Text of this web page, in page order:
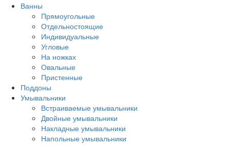
Ванны
Прямоугольные
Отдельностоящие
Индивидуальные
Угловые
На ножках
Овальные
Пристенные
Поддоны
Умывальники
Встраиваемые умывальники
Двойные умывальники
Накладные умывальники
Напольные умывальники